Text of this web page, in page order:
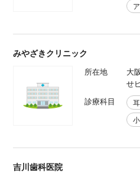
みやざきクリニック
所在地
大
せ
診療科目
吉川歯科医院